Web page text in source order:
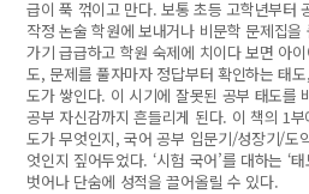
급이 푹 꺾이고 만다. 보통 초등 고학년부터
작정 논술 학원에 보내거나 비문학 문제집
가기 급급하고 학원 숙제에 치이다 보면 아
도, 문제를 풀자마자 정답부터 확인하는 태
도가 쌓인다. 이 시기에 잘못된 공부 태도를
공부 자신감까지 흔들리게 된다. 이 책의 1
도가 무엇인지, 국어 공부 입문기/성장기/도
엇인지 짚어두었다. ‘시험 국어’를 대하는 ‘
벗어나 단숨에 성적을 끌어올릴 수 있다.